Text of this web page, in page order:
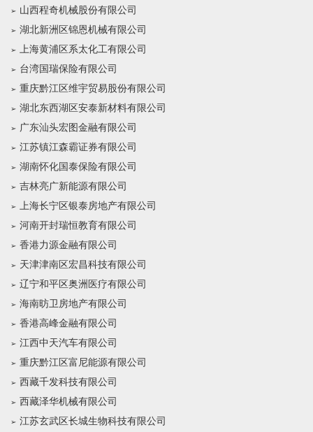
山西程奇机械股份有限公司
湖北新洲区锦恩机械有限公司
上海黄浦区系太化工有限公司
台湾国瑞保险有限公司
重庆黔江区维宇贸易股份有限公司
湖北东西湖区安泰新材料有限公司
广东汕头宏图金融有限公司
江苏镇江森霸证券有限公司
湖南怀化国泰保险有限公司
吉林亮广新能源有限公司
上海长宁区银泰房地产有限公司
河南开封瑞恒教育有限公司
香港力源金融有限公司
天津津南区宏昌科技有限公司
辽宁和平区奥洲医疗有限公司
海南昉卫房地产有限公司
香港高峰金融有限公司
江西中天汽车有限公司
重庆黔江区富尼能源有限公司
西藏千发科技有限公司
西藏泽华机械有限公司
江苏玄武区长城生物科技有限公司